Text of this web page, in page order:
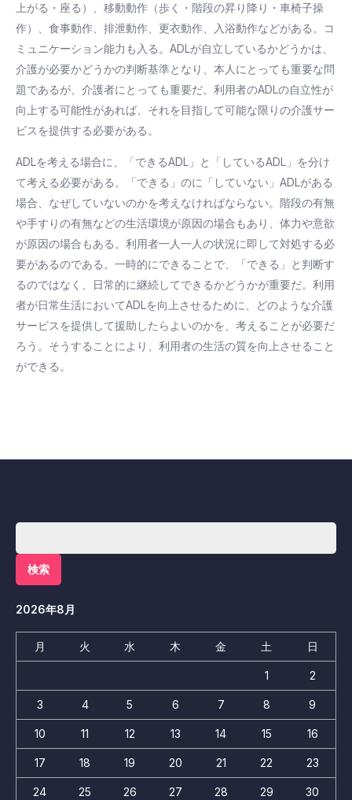
上がる・座る）、移動動作（歩く・階段の昇り降り・車椅子操
作）、食事動作、排泄動作、更衣動作、入浴動作などがある。コ
ミュニケーション能力も入る。ADLが自立しているかどうかは、
介護が必要かどうかの判断基準となり、本人にとっても重要な問
題であるが、介護者にとっても重要だ。利用者のADLの自立性が
向上する可能性があれば、それを目指して可能な限りの介護サー
ビスを提供する必要がある。
ADLを考える場合に、「できるADL」と「しているADL」を分け
て考える必要がある。「できる」のに「していない」ADLがある
場合、なぜしていないのかを考えなければならない。階段の有無
や手すりの有無などの生活環境が原因の場合もあり、体力や意欲
が原因の場合もある。利用者一人一人の状況に即して対処する必
要があるのである。一時的にできることで、「できる」と判断す
るのではなく、日常的に継続してできるかどうかが重要だ。利用
者が日常生活においてADLを向上させるために、どのような介護
サービスを提供して援助したらよいのかを、考えることが必要だ
ろう。そうすることにより、利用者の生活の質を向上させること
ができる。
索:
2026年8月
月 火 水 木 金 土 日
1 2
3 4 5 6 7 8 9
10 11 12 13 14 15 16
17 18 19 20 21 22 23
24 25 26 27 28 29 30